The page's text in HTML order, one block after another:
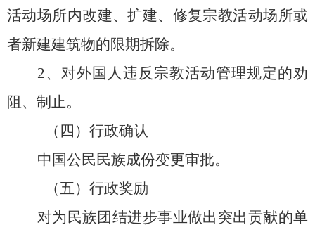
活动场所内改建、扩建、修复宗教活动场所或
者新建建筑物的限期拆除。
2、对外国人违反宗教活动管理规定的劝
阻、制止。
（四）行政确认
中国公民民族成份变更审批。
（五）行政奖励
对为民族团结进步事业做出突出贡献的单